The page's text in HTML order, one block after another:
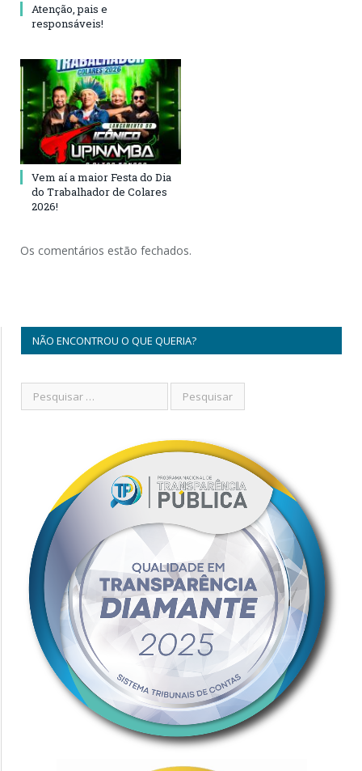
Atenção, pais e
responsáveis!
Vem aí a maior Festa do Dia
do Trabalhador de Colares
2026!
Os comentários estão fechados.
NÃO ENCONTROU O QUE QUERIA?